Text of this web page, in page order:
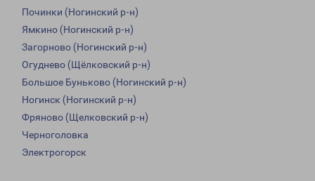
Починки (Ногинский р-н)
Ямкино (Ногинский р-н)
Загорново (Ногинский р-н)
Огуднево (Щёлковский р-н)
Большое Буньково (Ногинский р-н)
Ногинск (Ногинский р-н)
Фряново (Щелковский р-н)
Черноголовка
Электрогорск